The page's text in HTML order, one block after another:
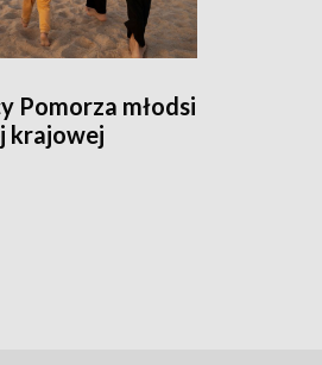
Pomorza młodsi
krajowej